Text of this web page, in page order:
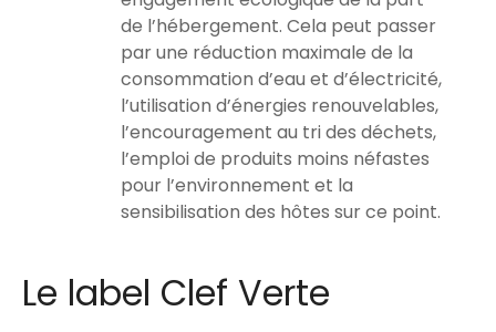
de l’hébergement. Cela peut passer
par une réduction maximale de la
consommation d’eau et d’électricité,
l’utilisation d’énergies renouvelables,
l’encouragement au tri des déchets,
l’emploi de produits moins néfastes
pour l’environnement et la
sensibilisation des hôtes sur ce point.
Le label Clef Verte